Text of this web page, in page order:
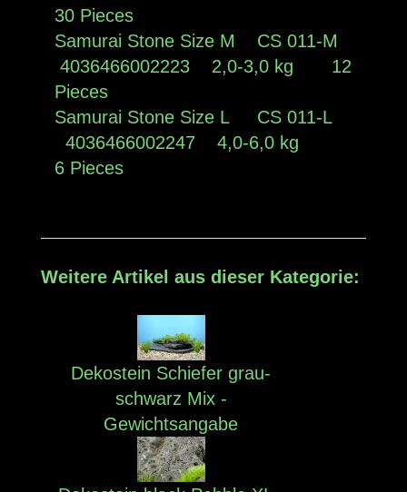
30 Pieces
Samurai Stone Size M CS 011-M
4036466002223 2,0-3,0 kg 12
Pieces
Samurai Stone Size L CS 011-L
4036466002247 4,0-6,0 kg
6 Pieces
Weitere Artikel aus dieser Kategorie:
Dekostein Schiefer grau-
schwarz Mix -
Gewichtsangabe